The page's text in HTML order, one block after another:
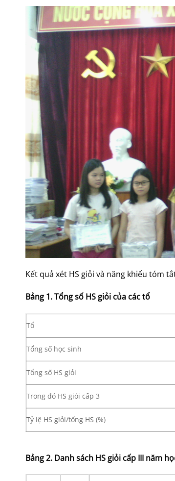
Kết quả xét HS giỏi và năng khiếu tóm
Bảng 1. Tổng số HS giỏi của các tổ
Tổ
Tổng số học sinh
Tổng số HS giỏi
Trong đó HS giỏi cấp 3
Tỷ lệ HS giỏi/tổng HS (%)
Bảng 2. Danh sách HS giỏi cấp III năm